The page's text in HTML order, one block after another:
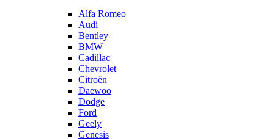
Alfa Romeo
Audi
Bentley
BMW
Cadillac
Chevrolet
Citroën
Daewoo
Dodge
Ford
Geely
Genesis